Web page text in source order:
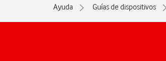
Ayuda Guías de dispositivos